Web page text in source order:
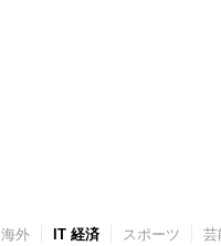
海外 IT 経済 スポーツ 芸